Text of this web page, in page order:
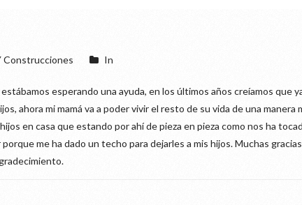
Construcciones In
esperando una ayuda, en los últimos años creíamos que
ahora mi mamá va a poder vivir el resto de su vida de una manera
en casa que estando por ahí de pieza en pieza como nos ha
me ha dado un techo para dejarles a mis hijos. Muchas